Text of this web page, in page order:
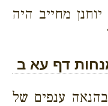
מחייב היה
דף עא ב
בהנאה ענפים של